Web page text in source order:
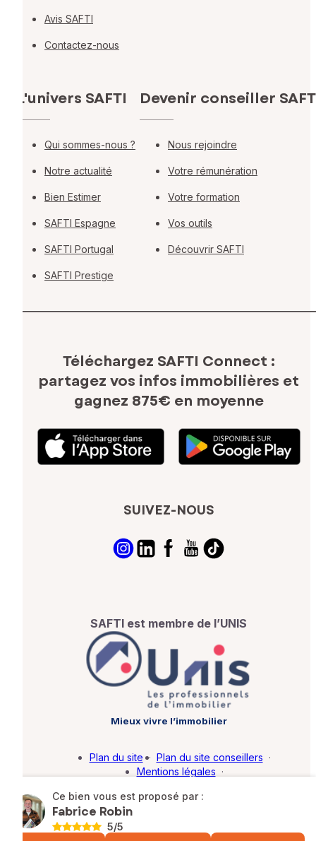
Ce bien vous est proposé par :
Fabrice Robin
5/5
Avis SAFTI
Contactez-nous
L'univers SAFTI
Qui sommes-nous ?
Notre actualité
Bien Estimer
SAFTI Espagne
SAFTI Portugal
SAFTI Prestige
Devenir conseiller
Nous rejoindre
Votre rémunération
Votre formation
Vos outils
Découvrir SAFTI
Téléchargez SAFTI Connect :
partagez vos infos immobilières et
gagnez 875€ en moyenne
SUIVEZ-NOUS
SAFTI est membre de l’UNIS
Mieux vivre l’immobilier
© SAFTI 2026. Tous droits réservés.
Plan du site · Plan du site conseillers ·
Mentions légales ·
Barème d'honoraires · Paramétrer mes cookies